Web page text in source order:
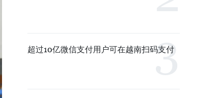
超过10亿微信支付用户可在越南扫码支付